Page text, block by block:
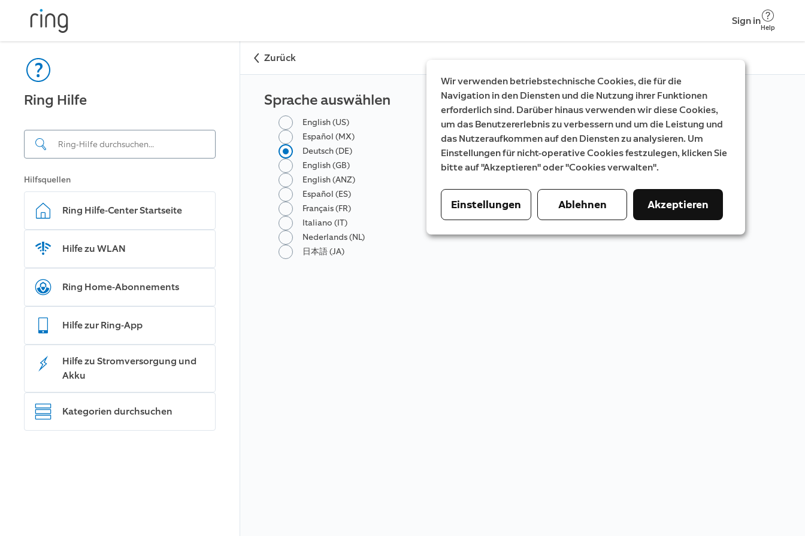
Sign in
Help
Ring Hilfe
Hilfsquellen
Ring Hilfe-Center Startseite
Hilfe zu WLAN
Ring Home-Abonnements
Hilfe zur Ring-App
Hilfe zu Stromversorgung und
Akku
Kategorien durchsuchen
Zurück
Sprache auswählen
English (US)
Español (MX)
Deutsch (DE)
English (GB)
English (ANZ)
Español (ES)
Français (FR)
Italiano (IT)
Nederlands (NL)
日本語 (JA)
Wir verwenden betriebstechnische Cookies, die für die
Navigation in den Diensten und die Nutzung ihrer Funktionen
erforderlich sind. Darüber hinaus verwenden wir diese Cookies,
um das Benutzererlebnis zu verbessern und um die Leistung und
das Nutzeraufkommen auf den Diensten zu analysieren. Um
Einstellungen für nicht-operative Cookies festzulegen, klicken Sie
bitte auf "Akzeptieren" oder "Cookies verwalten".
Einstellungen Ablehnen Akzeptieren